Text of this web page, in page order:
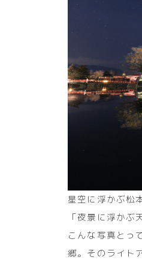
星空に浮かぶ松
「夜景に浮か
こんな写真とっ
郷。そのライト